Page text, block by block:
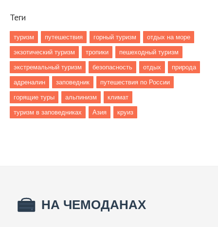
Теги
туризм путешествия горный туризм отдых на море
экзотический туризм тропики пешеходный туризм
экстремальный туризм безопасность отдых природа
адреналин заповедник путешествия по России
горящие туры альпинизм климат
туризм в заповедниках Азия круиз